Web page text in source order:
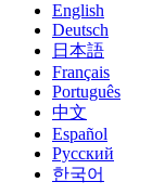
Zusammenarbeit
Schnell mit Ihrem
Unity herunterladen
Abonnements und
Bereitstellen
Multiplattform
Immersive Schulung
In immersiven
Kundenerlebnisse
Interaktive 3D-
Branchen
Fertigung
Entwicklertools
Versionsfreigaben
Roadmap
Bevorstehende
Glossar
Veranstaltungen
Globale und lokale
Made with Unity
Präsentation von
Professionelles
Verbessern Sie Ihr
Neu bei Unity
Erste Schritte
Beginnen Sie noch
Unity Essential
Erfolgspläne
Erreichen Sie Ihre
FAQ
Antworten auf
Kontakt aufnehmen
Verbinden Sie sich
English
Deutsch
日本語
Français
Português
中文
Español
Русский
한국어